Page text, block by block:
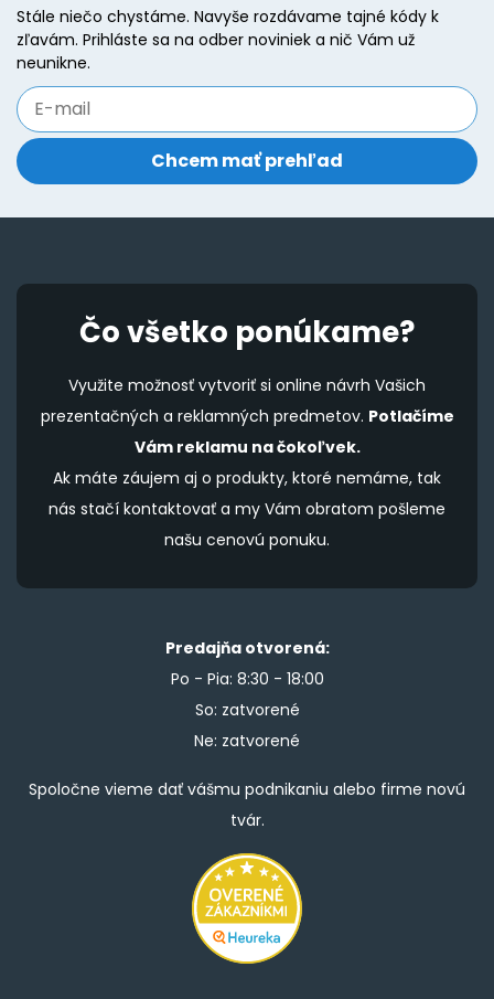
be
chosen
product
page
Stále niečo chystáme. Navyše rozdávame tajné kódy k
zľavám. Prihláste sa na odber noviniek a nič Vám už
neunikne.
Čo všetko ponúkame?
Využite možnosť vytvoriť si online návrh Vašich
prezentačných a reklamných predmetov. Potlačíme
Vám reklamu na čokoľvek.
Ak máte záujem aj o produkty, ktoré nemáme, tak
nás stačí kontaktovať a my Vám obratom pošleme
našu cenovú ponuku.
Predajňa otvorená:
Po - Pia: 8:30 - 18:00
So: zatvorené
Ne: zatvorené
Spoločne vieme dať vášmu podnikaniu alebo firme novú
tvár.